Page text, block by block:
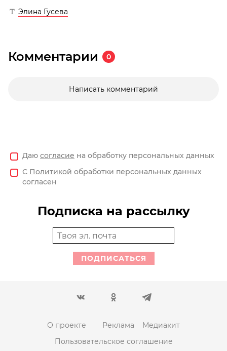
Элина Гусева
Комментарии 0
Написать комментарий
Даю согласие на обработку персональных данных
С Политикой обработки персональных данных
согласен
Подписка на рассылку
ПОДПИСАТЬСЯ
О проекте Реклама
Медиакит
Пользовательское соглашение